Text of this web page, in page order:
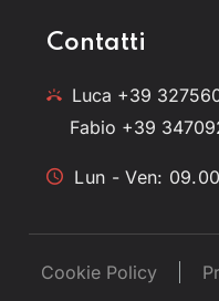
Contatti
Luca +39
Fabio +39
Lun - Ven:
Cookie Policy